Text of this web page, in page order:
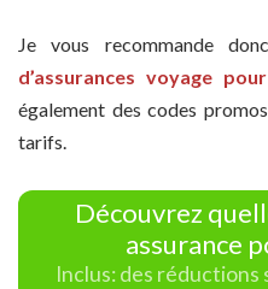
Je vous recommande
d’assurances voyage
également des codes
tarifs.
Découvrez
assurance
Inclus: des réductions